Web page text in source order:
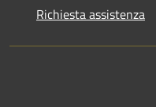
Richiesta assistenza